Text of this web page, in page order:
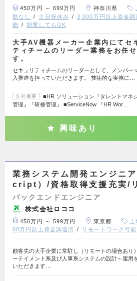
450万円 ～ 699万円 神奈川県
勤なし
土日祝休み 3,000万円以上資金調
能
副業してもOK
大手AV機器メーカー企業内にてセ
ティチームのリーダー業務をお任せ
す。
セキュリティチームのリーダーとして、メンバー
入推進を担っていただきます。 技術的な実務に…
会社概要
■HR ソリューション『タレントマネ
管理』『研修管理』 ■ServiceNow 『HR Wor…
興味あり
業務システム開発エンジニ
cript）/資格取得支援充実/
バックエンドエンジニア
株式会社ロココ
450万円 ～ 599万円 東京都
00万円以上資金調達済
リモートワーク可能
顧客先の大手企業に常駐し（リモートの場合あり
ーテイメント系及び人事系システムの設計～運用
いただきます…